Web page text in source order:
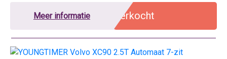
Meer informatie Verkocht